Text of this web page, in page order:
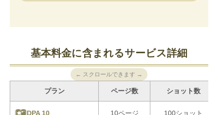
基本料金に含まれるサービス詳細
← スクロールできます →
プラン ページ数 ショット数
DPA 10 10ページ 100ショット